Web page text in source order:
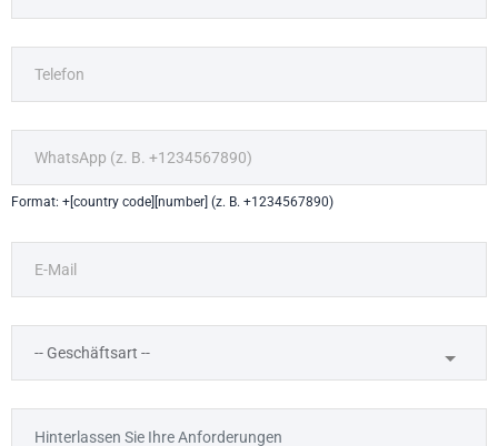
Format: +[country code][number] (z. B. +1234567890)